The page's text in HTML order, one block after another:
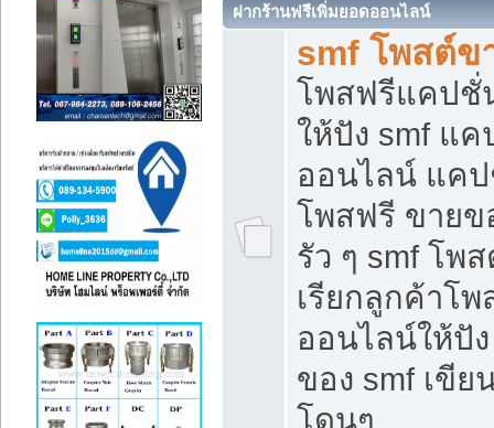
ฝากร้านฟรีเพิ่มยอดออนไลน์
smf โพสต์ข
โพสฟรีแคปชั่
ให้ปัง smf แ
ออนไลน์ แค
โพสฟรี ขายข
รัว ๆ smf โพ
เรียกลูกค้าโ
ออนไลน์ให้ปั
ของ smf เขี
โดนๆ